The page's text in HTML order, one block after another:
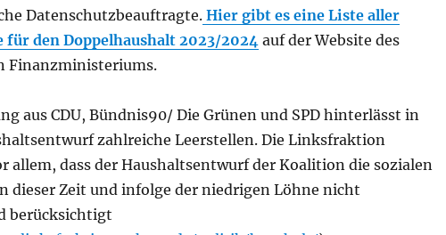
Datenschutzbeauftragte.Hier gibt es eine Liste aller
für den Doppelhaushalt 2023/2024 auf der Website des
Finanzministeriums.
aus CDU, Bündnis90/ Die Grünen und SPD hinterlässt in
zahlreiche Leerstellen. Die Linksfraktion
allem, dass der Haushaltsentwurf der Koalition die sozialen
dieser Zeit und infolge der niedrigen Löhne nicht
berücksichtigt